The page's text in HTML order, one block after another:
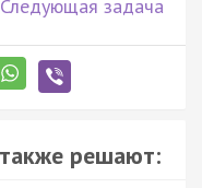
Следующая задача
решают: